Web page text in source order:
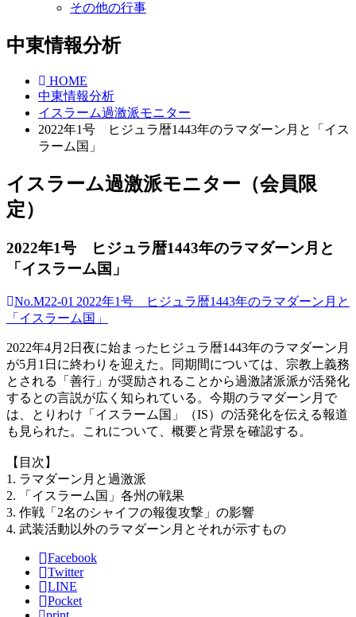
その他の行事
中東情報分析
HOME
中東情報分析
イスラーム過激派モニター
2022年1号 ヒジュラ暦1443年のラマダーン月と「イス
ラーム国」
イスラーム過激派モニター（会員限
定）
2022年1号 ヒジュラ暦1443年のラマダーン月と
「イスラーム国」
No.M22-01 2022年1号 ヒジュラ暦1443年のラマダーン月と
「イスラーム国」
2022年4月2日夜に始まったヒジュラ暦1443年のラマダーン月
が5月1日に終わりを迎えた。同期間については、宗教上義務
とされる「善行」が奨励されることから過激諸派派が活発化
するとの言説が広く知られている。今期のラマダーン月で
は、とりわけ「イスラーム国」（IS）の活発化を伝える報道
も見られた。これについて、概要と背景を確認する。
【目次】
1. ラマダーン月と過激派
2. 「イスラーム国」各州の戦果
3. 作戦「2名のシャイフの報復攻撃」の影響
4. 武装活動以外のラマダーン月とそれが示すもの
Facebook
Twitter
LINE
Pocket